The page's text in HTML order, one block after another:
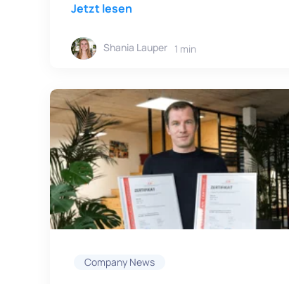
Jetzt lesen
Shania Lauper 1 min
Company News